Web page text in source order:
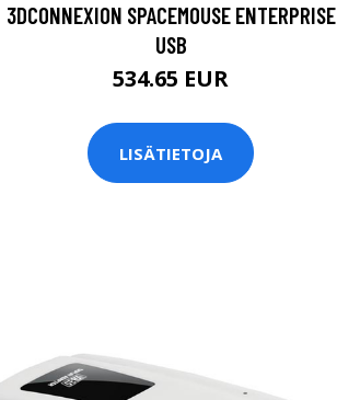
3DCONNEXION SPACEMOUSE ENTERPRISE
USB
534.65 EUR
LISÄTIETOJA